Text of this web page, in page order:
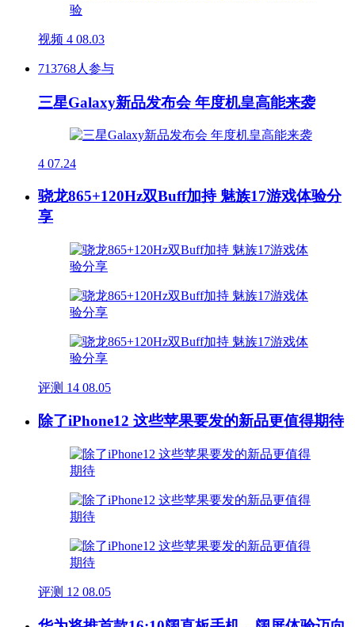
视频 4 08.03
713768人参与
三星Galaxy新品发布会 年度机皇高能来袭
4 07.24
骁龙865+120Hz双Buff加持 魅族17游戏体验分
享
评测 14 08.05
除了iPhone12 这些苹果要发的新品更值得期待
评测 12 08.05